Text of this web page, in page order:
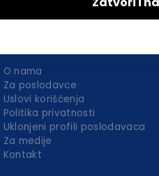
O nama
Za poslodavce
Uslovi korišćenja
Politika privatnosti
Uklonjeni profili poslodavaca
Za medije
Kontakt